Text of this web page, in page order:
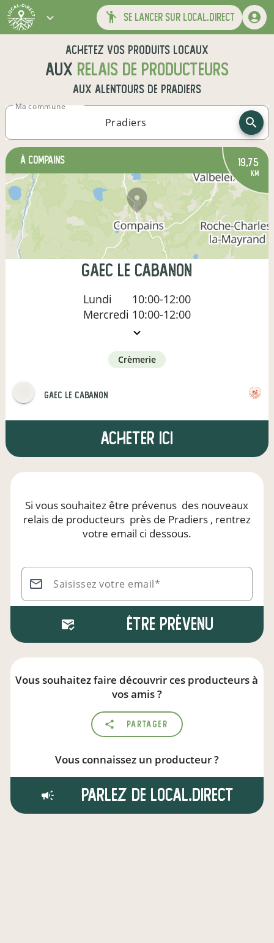
se lancer sur local.direct
Achetez vos produits locaux
aux relais de producteurs
aux alentours de Pradiers
Ma commune
à Compains 19,75
km
gaec le cabanon
Lundi
10:00-12:00
Mercredi 10:00-12:00
crèmerie
gaec le cabanon
Acheter ici
Si vous souhaitez être prévenus des nouveaux
relais de producteurs près de Pradiers, rentrez
votre email ci dessous.
Saisissez votre email*
Être prévenu
Vous souhaitez faire découvrir ces producteurs à
vos amis ?
Partager
Vous connaissez un producteur ?
Parlez de local.direct